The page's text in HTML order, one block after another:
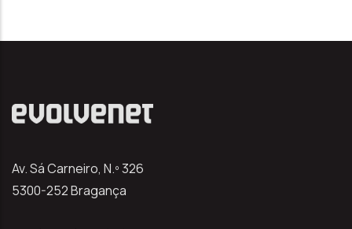
Av. Sá Carneiro, N.º 326
5300-252 Bragança